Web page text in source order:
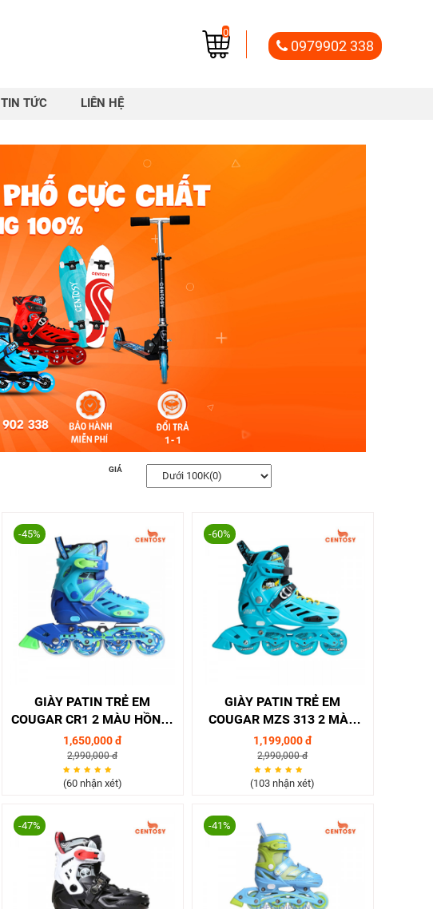
0
0979902 338
TIN TỨC LIÊN HỆ
GIÁ
-45%
GIÀY PATIN TRẺ EM
COUGAR CR1 2 MÀU HỒNG/
XANH
1,650,000 đ
2,990,000 đ
(60 nhận xét)
-60%
GIÀY PATIN TRẺ EM
COUGAR MZS 313 2 MÀU
XANH/ HỒNG
1,199,000 đ
2,990,000 đ
(103 nhận xét)
-47% -41%